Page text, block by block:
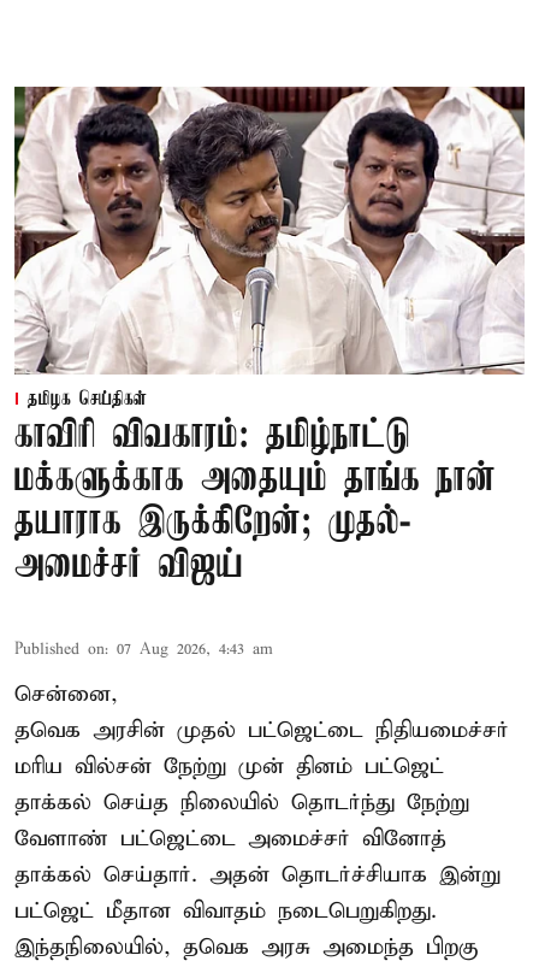
தமிழக செய்திகள்
காவிரி விவகாரம்: தமிழ்நாட்டு
மக்களுக்காக அதையும் தாங்க நான்
தயாராக இருக்கிறேன்; முதல்-
அமைச்சர் விஜய்
Published on: 07 Aug 2026, 4:43 am
சென்னை,
தவெக அரசின் முதல் பட்ஜெட்டை நிதியமைச்சர்
மரிய வில்சன் நேற்று முன் தினம் பட்ஜெட்
தாக்கல் செய்த நிலையில் தொடர்ந்து நேற்று
வேளாண் பட்ஜெட்டை அமைச்சர் வினோத்
தாக்கல் செய்தார். அதன் தொடர்ச்சியாக இன்று
பட்ஜெட் மீதான விவாதம் நடைபெறுகிறது.
இந்தநிலையில், தவெக அரசு அமைந்த பிறகு